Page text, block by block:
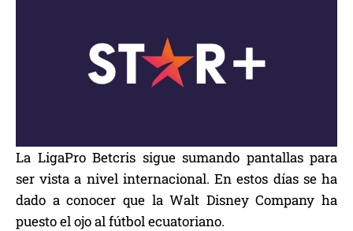
La LigaPro Betcris sigue sumando pantallas para
ser vista a nivel internacional. En estos días se ha
dado a conocer que la Walt Disney Company ha
puesto el ojo al fútbol ecuatoriano.